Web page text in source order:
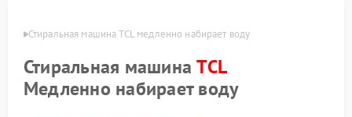
Стиральная машина TCL медленно набирает воду
Стиральная машинаTCL
Медленно набирает воду